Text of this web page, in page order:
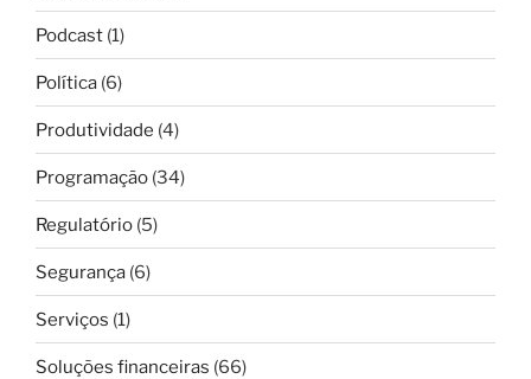
Podcast (1)
Política (6)
Produtividade (4)
Programação (34)
Regulatório (5)
Segurança (6)
Serviços (1)
Soluções financeiras (66)